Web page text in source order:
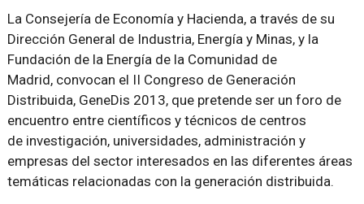
La Consejería de Economía y Hacienda, a través de su
Dirección General de Industria, Energía y Minas, y la
Fundación de la Energía de la Comunidad de
Madrid, convocan el II Congreso de Generación
Distribuida, GeneDis 2013, que pretende ser un foro de
encuentro entre científicos y técnicos de centros
de investigación, universidades, administración y
empresas del sector interesados en las diferentes áreas
temáticas relacionadas con la generación distribuida.